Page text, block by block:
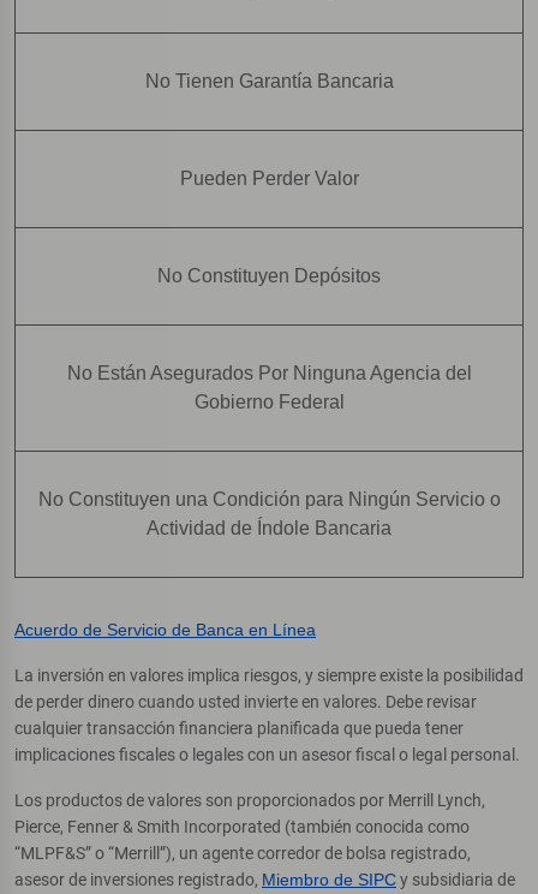
No Tienen Garantía Bancaria
Pueden Perder Valor
No Constituyen Depósitos
No Están Asegurados Por Ninguna Agencia del
Gobierno Federal
No Constituyen una Condición para Ningún Servicio o
Actividad de Índole Bancaria
Acuerdo de Servicio de Banca en Línea
La inversión en valores implica riesgos, y siempre existe la posibilidad
de perder dinero cuando usted invierte en valores. Debe revisar
cualquier transacción financiera planificada que pueda tener
implicaciones fiscales o legales con un asesor fiscal o legal personal.
Los productos de valores son proporcionados por Merrill Lynch,
Pierce, Fenner & Smith Incorporated (también conocida como
“MLPF&S” o “Merrill”), un agente corredor de bolsa registrado,
asesor de inversiones registrado, Miembro de SIPCy subsidiaria de